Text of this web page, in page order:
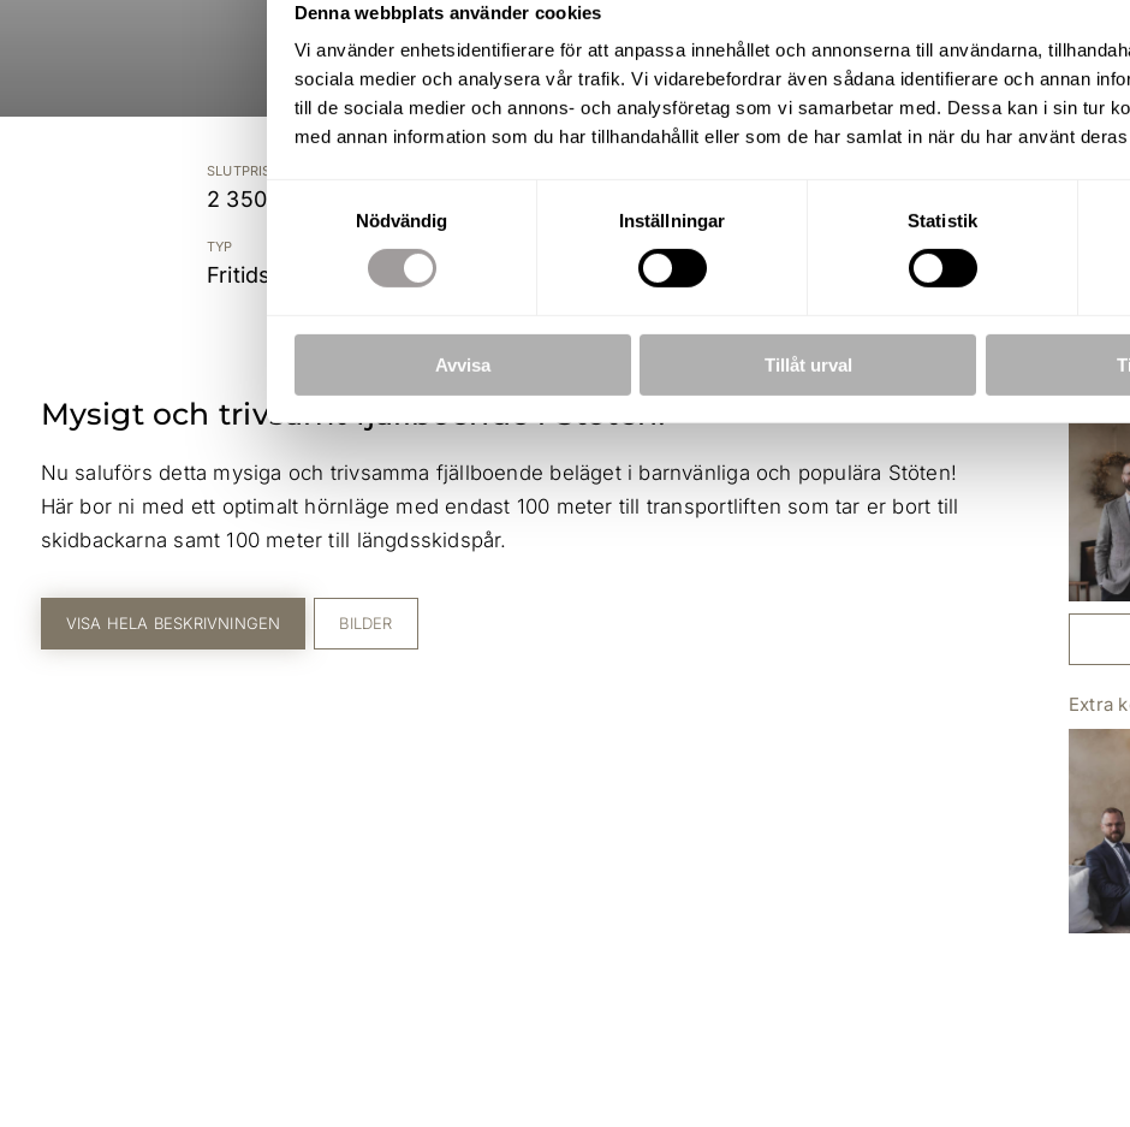
Denna webbplats använder cookies
Vi använder enhetsidentifierare för att anpassa innehållet och annonserna till användarna,
sociala medier och analysera vår trafik. Vi vidarebefordrar även sådana identifierare och annan
till de sociala medier och annons- och analysföretag som vi samarbetar med. Dessa kan i sin tur
med annan information som du har tillhandahållit eller som de har samlat in när du har använt
Samtyckesval
Nödvändig
Inställningar Statistik
Avvisa Tillåt urval
Snövägen 47A, Stöten
SLUTPRIS
2 350 000 kr
TYP
Fritidshus
UPPLÅTELSEFORM
Friköpt
Mysigt och trivsamt fjällboende i Stöten!
Nu saluförs detta mysiga och trivsamma fjällboende beläget i barnvänliga och populära Stöten!
Här bor ni med ett optimalt hörnläge med endast 100 meter till transportliften som tar er bort till
skidbackarna samt 100 meter till längdsskidspår.
VISA HELA BESKRIVNINGEN BILDER